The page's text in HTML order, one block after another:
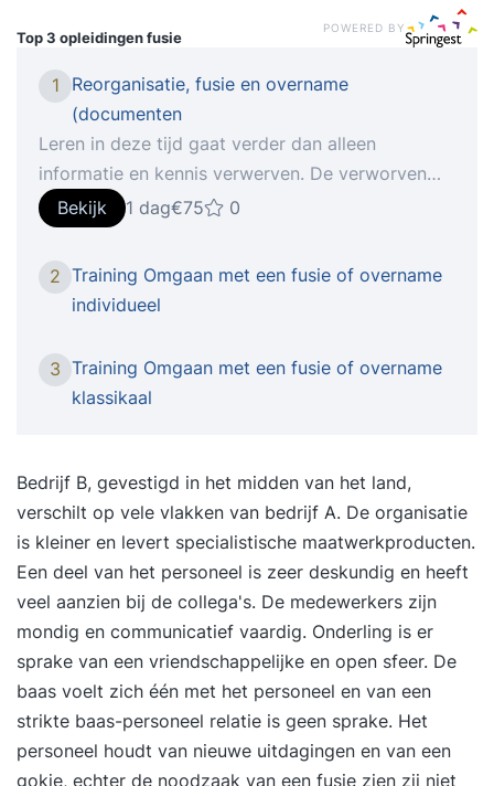
Top 3 opleidingenfusie
POWERED BY
1
Reorganisatie, fusie en overname
(documenten
Leren in deze tijd gaat verder dan alleen
informatie en kennis verwerven. De verworven
kennis/informatie wordt in overzichtelijke
stappen verwerkt . Daarom hebben wij bij
INFÁCY besloten om onze trainingsmethodiek te
verbreden. U kunt deelnemen aan onze E-
voorzien van alle trainingsmateriaal en daarna
(optioneel) via een webinar toelichting geven
learning gebied zijn: Deelnemers hoeven niet te
reizen naar de trainingslocatie U kunt de
trainingen meestal in eigen tijd en wanneer het
uitkomt volgen. Er zijn 2 groepsmomenten.
Deelnemers leren van de trainer en van de andere
deelnemers. De trainer/adviseur adviseert gratis
bij korte praktische vragen van het te behandelen
thema De onderwerpen: Reorganisatie, fusie en
overname Redenen en achtergronden van een
mogelijke reorganisatie, fusie en overname Het
proces en de procedures Wettelijke plichten van
Bekijk 1 dag€75 0
2 Training Omgaan met een fusie of overname
individueel
3 Training Omgaan met een fusie of overname
klassikaal
Bedrijf B, gevestigd in het midden van het land,
verschilt op vele vlakken van bedrijf A. De organisatie
is kleiner en levert specialistische maatwerkproducten.
Een deel van het personeel is zeer deskundig en heeft
veel aanzien bij de collega's. De medewerkers zijn
mondig en communicatief vaardig. Onderling is er
sprake van een vriendschappelijke en open sfeer. De
baas voelt zich één met het personeel en van een
strikte baas-personeel relatie is geen sprake. Het
personeel houdt van nieuwe uitdagingen en van een
gokje, echter de noodzaak van een fusie zien zij niet